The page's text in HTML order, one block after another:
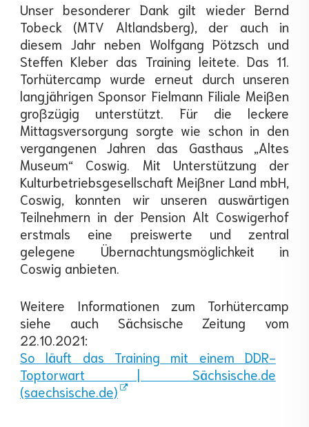
Unser besonderer Dank gilt wieder Bernd
Tobeck (MTV Altlandsberg), der auch in
diesem Jahr neben Wolfgang Pötzsch und
Steffen Kleber das Training leitete. Das 11.
Torhütercamp wurde erneut durch unseren
langjährigen Sponsor Fielmann Filiale Meißen
großzügig unterstützt. Für die leckere
Mittagsversorgung sorgte wie schon in den
vergangenen Jahren das Gasthaus „Altes
Museum“ Coswig. Mit Unterstützung der
Kulturbetriebsgesellschaft Meißner Land mbH,
Coswig, konnten wir unseren auswärtigen
Teilnehmern in der Pension Alt Coswigerhof
erstmals eine preiswerte und zentral
gelegene Übernachtungsmöglichkeit in
Coswig anbieten.
Weitere Informationen zum Torhütercamp
siehe auch Sächsische Zeitung vom
22.10.2021:
So läuft das Training mit einem DDR-
Toptorwart | Sächsische.de
(saechsische.de)